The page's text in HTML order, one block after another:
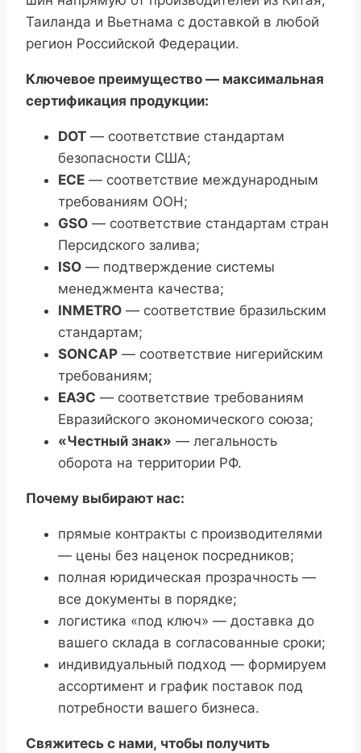
Таиланда и Вьетнама с доставкой в любой
регион Российской Федерации.
Ключевое преимущество — максимальная
сертификация продукции:
DOT — соответствие стандартам
безопасности США;
ECE — соответствие международным
требованиям ООН;
GSO — соответствие стандартам стран
Персидского залива;
ISO — подтверждение системы
менеджмента качества;
INMETRO — соответствие бразильским
стандартам;
SONCAP — соответствие нигерийским
требованиям;
ЕАЭС — соответствие требованиям
Евразийского экономического союза;
«Честный знак» — легальность
оборота на территории РФ.
Почему выбирают нас:
прямые контракты с производителями
— цены без наценок посредников;
полная юридическая прозрачность —
все документы в порядке;
логистика «под ключ» — доставка до
вашего склада в согласованные сроки;
индивидуальный подход — формируем
ассортимент и график поставок под
потребности вашего бизнеса.
Свяжитесь с нами, чтобы получить